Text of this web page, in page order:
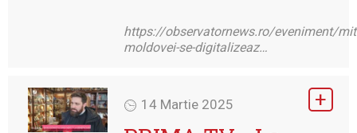
https://observatornews.ro/eveniment/
moldovei-se-digitalizeaz…
14 Martie 2025